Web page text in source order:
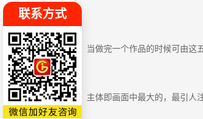
当做完一个作品的时候可由这
主体即画面中最大的，最引人
联系方式